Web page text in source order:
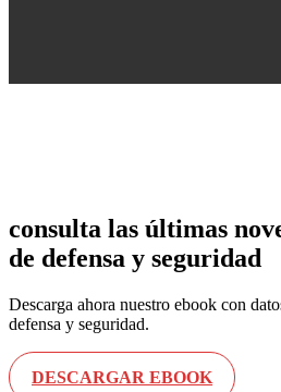
consulta las últimas
de defensa y seguridad
Descarga ahora nuestro ebook con
defensa y seguridad.
DESCARGAR EBOOK